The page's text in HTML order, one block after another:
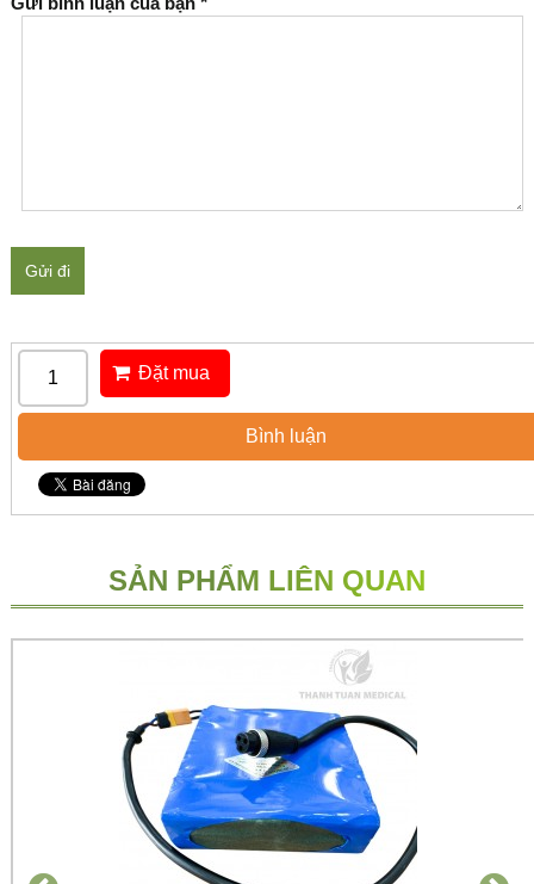
Gửi đi
Đặt mua
Bình luận
SẢN PHẨM LIÊN QUAN